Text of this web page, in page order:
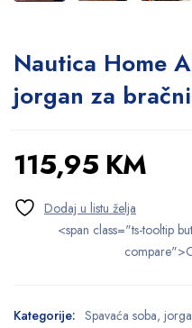
Nautica Home
jorgan za
115,95 KM
<span class="ts-tooltip
Kategorije: Spavaća soba,